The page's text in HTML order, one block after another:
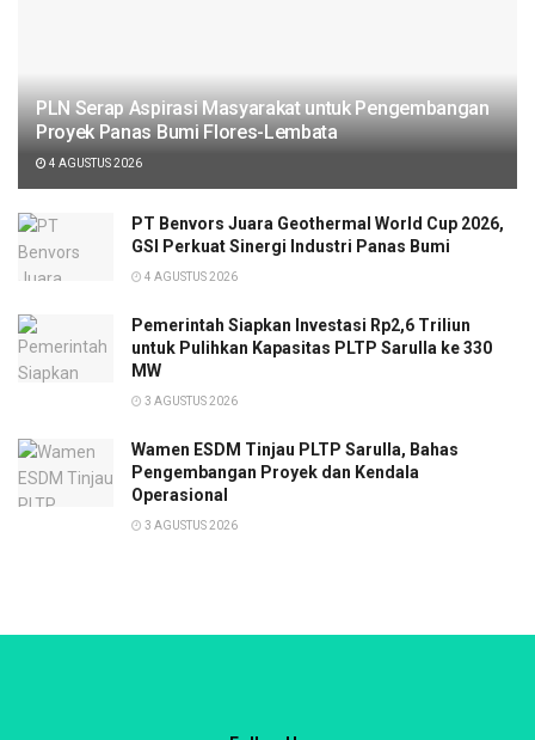
PLN Serap Aspirasi Masyarakat untuk Pengembangan
Proyek Panas Bumi Flores-Lembata
4 AGUSTUS 2026
PT Benvors Juara Geothermal World Cup 2026,
GSI Perkuat Sinergi Industri Panas Bumi
4 AGUSTUS 2026
Pemerintah Siapkan Investasi Rp2,6 Triliun
untuk Pulihkan Kapasitas PLTP Sarulla ke 330
MW
3 AGUSTUS 2026
Wamen ESDM Tinjau PLTP Sarulla, Bahas
Pengembangan Proyek dan Kendala
Operasional
3 AGUSTUS 2026